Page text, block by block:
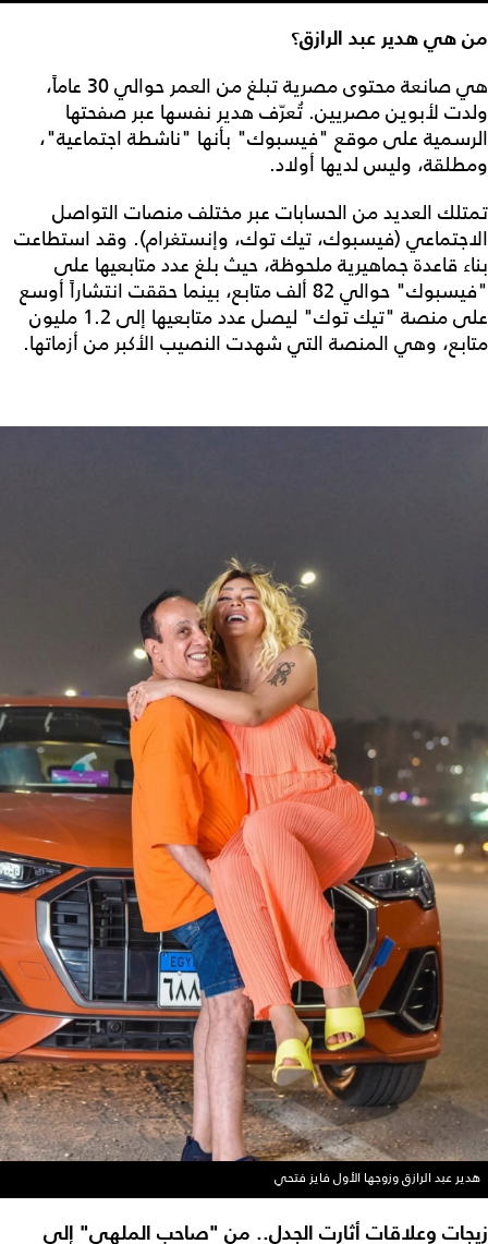
من هي هدير عبد الرازق؟
هي صانعة محتوى مصرية تبلغ من العمر حوالي 30 عاماً،
ولدت لأبوين مصريين. تُعرّف هدير نفسها عبر صفحتها
الرسمية على موقع "فيسبوك" بأنها "ناشطة اجتماعية"،
ومطلقة، وليس لديها أولاد.
تمتلك العديد من الحسابات عبر مختلف منصات التواصل
الاجتماعي (فيسبوك، تيك توك، وإنستغرام). وقد استطاعت
بناء قاعدة جماهيرية ملحوظة، حيث بلغ عدد متابعيها على
"فيسبوك" حوالي 82 ألف متابع، بينما حققت انتشاراً أوسع
على منصة "تيك توك" ليصل عدد متابعيها إلى 1.2 مليون
متابع، وهي المنصة التي شهدت النصيب الأكبر من أزماتها.
هدير عبد الرازق وزوجها الأول فايز فتحي
زيجات وعلاقات أثارت الجدل.. من "صاحب الملهى" إلى